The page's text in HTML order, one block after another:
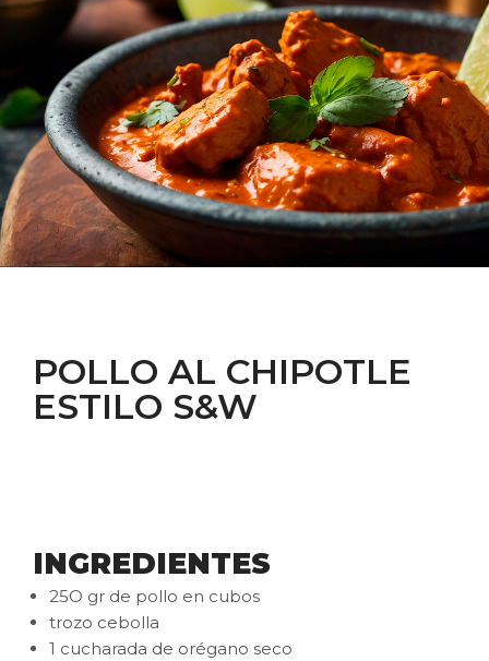
POLLO AL CHIPOTLE
ESTILO S&W
INGREDIENTES
25O gr de pollo en cubos
trozo cebolla
1 cucharada de orégano seco